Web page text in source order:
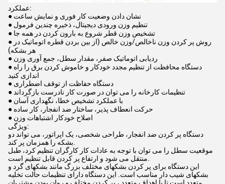
عملکرد:
● نشان دادن وضعیت کار فوری و نمایش ساعت
● تنظیم وزن ورودی دیجیتال، ذخیره چندین فرمول
● تشخیص وزن قطر شروع به بارون کردن در همه جا
● روش پر کردن وزن ناخالص/وزن خالص (از بین بردن قطره اتوماتیک در
هر بشکه)
● ردیابی اتوماتیک صفر، مقدار سطل، جمع آوری وزن
● دستگاه محافظت از تنظیم مجدد خودکار و خاموش کردن برق را راه
اندازی کنید
● دستگاه حفاظت از توقف اضطراری
● تنظیمات کارخانه را می توان در صورت کار نادرست بازگرداند
● با عملکرد تشخیص خطا، نگهداری آسان
● حرکت انعطاف پذیر، ساختار ضد انفجار، کار ساده
● اصلاح خودکار اشتباهات وزن
ویژگی:
دستگاه پر کردن ضد انفجار، طراحی شخصی، یک اپراتور، می تواند دو
بشکه را همزمان پر کند.
موقعیت سطل را می توان با توجه به عادات کار کارگران تنظیم کرد، طبل
منتقل می شود و ارتفاع پر کردن قابل تنظیم است.
این دستگاه برای پر کردن بشکهای مختلف بزرگ مانند بشکهای گرد و
بشکهای شیب دار مناسب است. این دستگاه دارای تنظیمات حالت تخلیه